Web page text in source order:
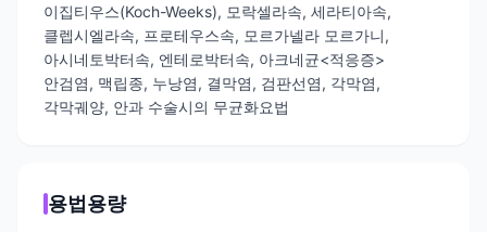
이집티우스(Koch-Weeks), 모락셀라속, 세라티아속,
클렙시엘라속, 프로테우스속, 모르가넬라 모르가니,
아시네토박터속, 엔테로박터속, 아크네균<적응증>
안검염, 맥립종, 누낭염, 결막염, 검판선염, 각막염,
각막궤양, 안과 수술시의 무균화요법
용법용량